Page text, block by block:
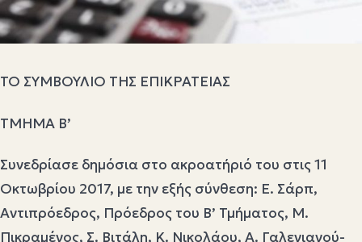
ΤΟ ΣΥΜΒΟΥΛΙΟ ΤΗΣ ΕΠΙΚΡΑΤΕΙΑΣ
ΤΜΗΜΑ Β’
Συνεδρίασε δημόσια στο ακροατήριό του στις 11
Οκτωβρίου 2017, με την εξής σύνθεση: Ε. Σάρπ,
Αντιπρόεδρος, Πρόεδρος του Β’ Τμήματος, Μ.
Πικραμένος, Σ. Βιτάλη, Κ. Νικολάου, Α. Γαλενιανού-